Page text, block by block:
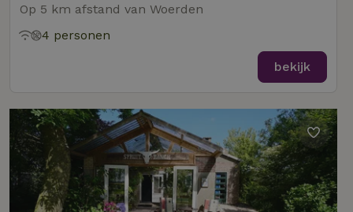
Op 5 km afstand van Woerden
4 personen
bekijk